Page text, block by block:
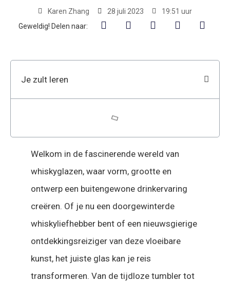
Karen Zhang 28 juli 2023
19:51 uur
Geweldig! Delen naar:
Je zult leren
Welkom in de fascinerende wereld van
whiskyglazen, waar vorm, grootte en
ontwerp een buitengewone drinkervaring
creëren. Of je nu een doorgewinterde
whiskyliefhebber bent of een nieuwsgierige
ontdekkingsreiziger van deze vloeibare
kunst, het juiste glas kan je reis
transformeren. Van de tijdloze tumbler tot